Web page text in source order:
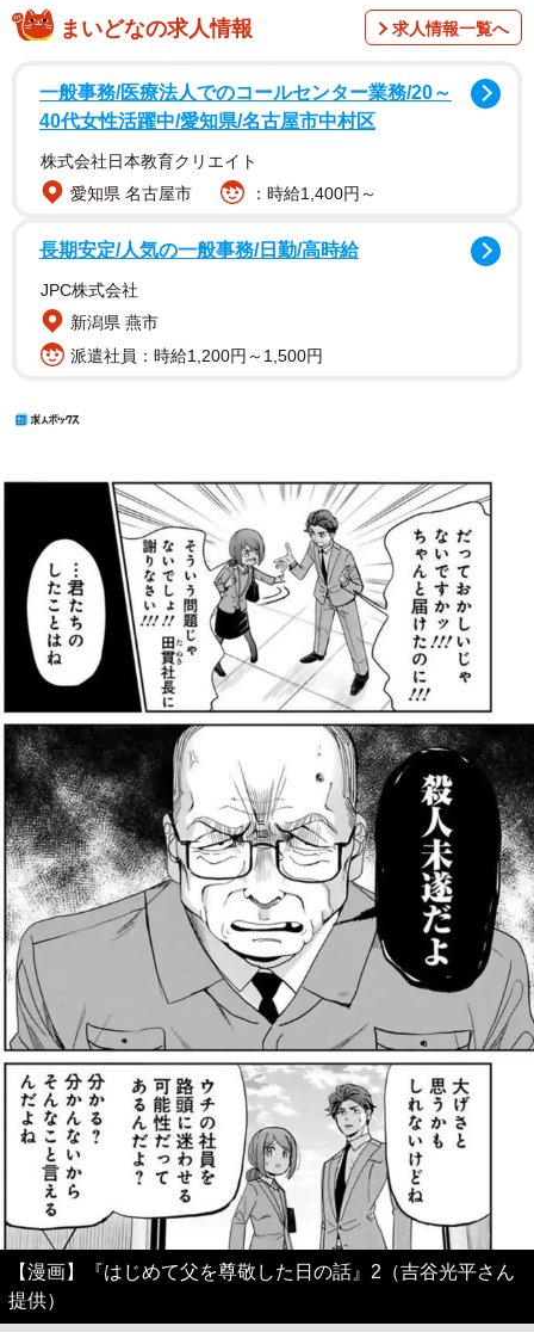
まいどなの求人情報 求人情報一覧へ
一般事務/医療法人でのコールセンター業務/20～
40代女性活躍中/愛知県/名古屋市中村区
株式会社日本教育クリエイト
愛知県 名古屋市
：時給1,400円～
長期安定/人気の一般事務/日勤/高時給
JPC株式会社
新潟県 燕市
派遣社員：時給1,200円～1,500円
【漫画】『はじめて父を尊敬した日の話』2（吉谷光平さん
提供）